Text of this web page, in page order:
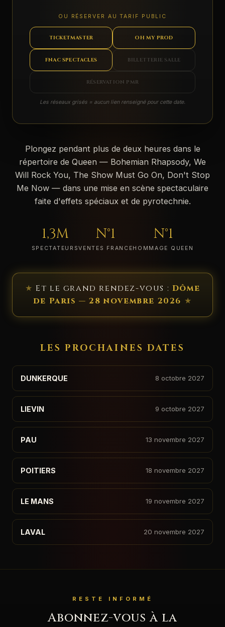
OU RÉSERVER AU TARIF PUBLIC
TICKETMASTER OH MY PROD
FNAC SPECTACLES BILLETTERIE SALLE
RÉSERVATION PMR
Les réseaux grisés = aucun lien renseigné pour cette date.
Plongez pendant plus de deux heures dans le
répertoire de Queen — Bohemian Rhapsody, We
Will Rock You, The Show Must Go On, Don't Stop
Me Now — dans une mise en scène spectaculaire
faite d'effets spéciaux et de pyrotechnie.
1,3M
SPECTATEURS
N°1
VENTES FRANCE
N°1
HOMMAGE QUEEN
★ Et le grand rendez-vous : Dôme
de Paris — 28 novembre 2026 ★
LES PROCHAINES DATES
DUNKERQUE 8 octobre 2027
LIEVIN 9 octobre 2027
PAU 13 novembre 2027
POITIERS 18 novembre 2027
LE MANS 19 novembre 2027
LAVAL 20 novembre 2027
RESTE INFORMÉ
Abonnez-vous à la